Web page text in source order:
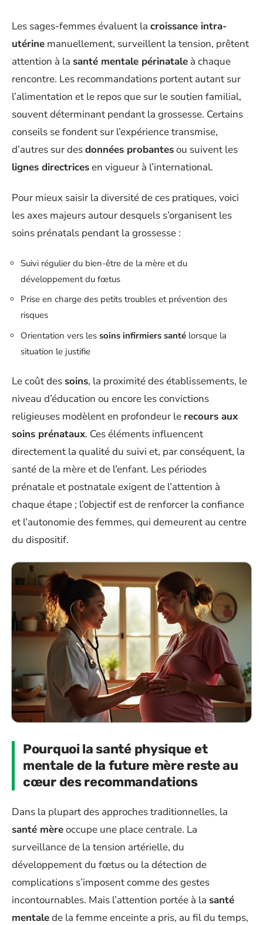
Les sages-femmes évaluent la croissance intra-
utérine manuellement, surveillent la tension, prêtent
attention à la santé mentale périnatale à chaque
rencontre. Les recommandations portent autant sur
l’alimentation et le repos que sur le soutien familial,
souvent déterminant pendant la grossesse. Certains
conseils se fondent sur l’expérience transmise,
d’autres sur desdonnées probantesou suivent les
lignes directricesen vigueur à l’international.
Pour mieux saisir la diversité de ces pratiques, voici
les axes majeurs autour desquels s’organisent les
soins prénatals pendant la grossesse :
Suivi régulier du bien-être de la mère et du
développement du fœtus
Prise en charge des petits troubles et prévention des
risques
Orientation vers les soins infirmiers santé lorsque la
situation le justifie
Le coût des soins, la proximité des établissements, le
niveau d’éducation ou encore les convictions
religieuses modèlent en profondeur le recours aux
soins prénataux. Ces éléments influencent
directement la qualité du suivi et, par conséquent, la
santé de la mère et de l’enfant. Les périodes
prénatale et postnatale exigent de l’attention à
chaque étape ; l’objectif est de renforcer la confiance
et l’autonomie des femmes, qui demeurent au centre
du dispositif.
Pourquoi la santé physique et
mentale de la future mère reste au
cœur des recommandations
Dans la plupart des approches traditionnelles, la
santé mèreoccupe une place centrale. La
surveillance de la tension artérielle, du
développement du fœtus ou la détection de
complications s’imposent comme des gestes
incontournables. Mais l’attention portée à la santé
mentalede la femme enceinte a pris, au fil du temps,